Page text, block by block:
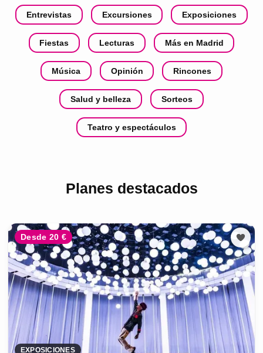
Entrevistas Excursiones Exposiciones
Fiestas Lecturas Más en Madrid
Música Opinión Rincones
Salud y belleza Sorteos
Teatro y espectáculos
Planes destacados
Desde 20 €
EXPOSICIONES